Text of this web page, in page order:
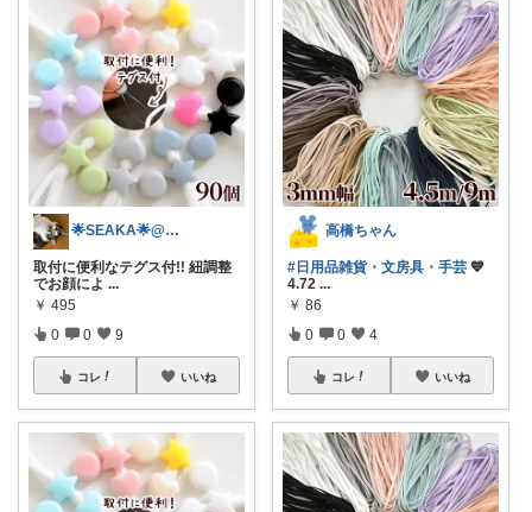
🌟SEAKA🌟@保護猫15匹と生息中
取付に便利なテグス付!! 紐調整
でお顔によ ...
￥ 495
0 0 9
コレ いいね
高橋ちゃん
#日用品雑貨・文房具・手芸 💙
4.72 ...
￥ 86
0 0 4
コレ いいね